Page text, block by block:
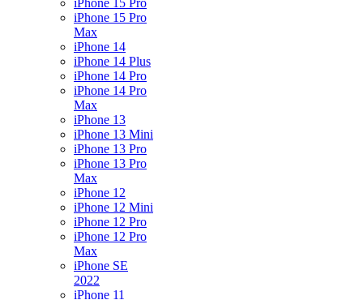
iPhone 15 Pro
iPhone 15 Pro
Max
iPhone 14
iPhone 14 Plus
iPhone 14 Pro
iPhone 14 Pro
Max
iPhone 13
iPhone 13 Mini
iPhone 13 Pro
iPhone 13 Pro
Max
iPhone 12
iPhone 12 Mini
iPhone 12 Pro
iPhone 12 Pro
Max
iPhone SE
2022
iPhone 11